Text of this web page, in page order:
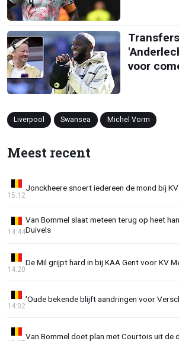
voor
Liverpool Swansea Michel Vorm
Meest recent
Jonckheere snoert iedereen de mond bij
15:12
Van Bommel slaat meteen terug op heet
Duivels
14:44
De Mil grijpt hard in bij KAA Gent voor KV
14:20
'Oude bekende blijft aandringen voor
14:02
Van Bommel doet plan met Courtois uit de